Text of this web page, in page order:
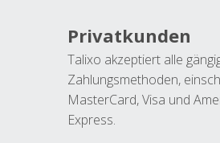
Privatkunden
Talixo akzeptiert alle
Zahlungsmethoden,
MasterCard, Visa und
Express.